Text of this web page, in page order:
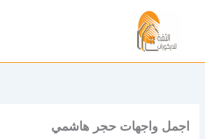
المحتوى
اجمل واجهات حجر هاشمي